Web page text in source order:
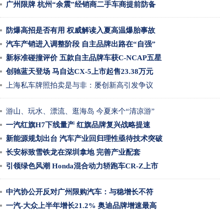
广州限牌 杭州“余震”经销商二手车商提前防备
防爆高招是否有用 权威解读入夏高温爆胎事故
汽车产销进入调整阶段 自主品牌出路在“自强”
新标准碰撞评价 五款自主品牌车获C-NCAP五星
创驰蓝天登场 马自达CX-5上市起售23.38万元
上海私车牌照拍卖是与非：屡创新高引发争议
游山、玩水、漂流、逛海岛 今夏来个“清凉游”
一汽红旗H7下线量产 红旗品牌复兴战略提速
新能源规划出台 汽车产业回归理性亟待技术突破
长安标致雪铁龙在深圳拿地 完善产业配套
引领绿色风潮 Honda混合动力轿跑车CR-Z上市
中汽协公开反对广州限购汽车：与稳增长不符
一汽-大众上半年增长21.2% 奥迪品牌增速最高